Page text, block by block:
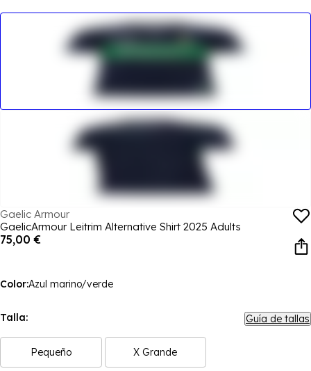
Gaelic Armour
GaelicArmour Leitrim Alternative Shirt 2025 Adults
75,00 €
Color:Azul marino/verde
Talla: Guía de tallas
Pequeño X Grande